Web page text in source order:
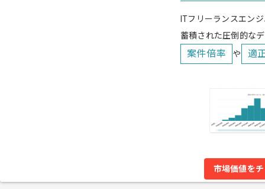
ITフリーランスエン
蓄積された圧倒的な
案件倍率 や 適
市場価値を